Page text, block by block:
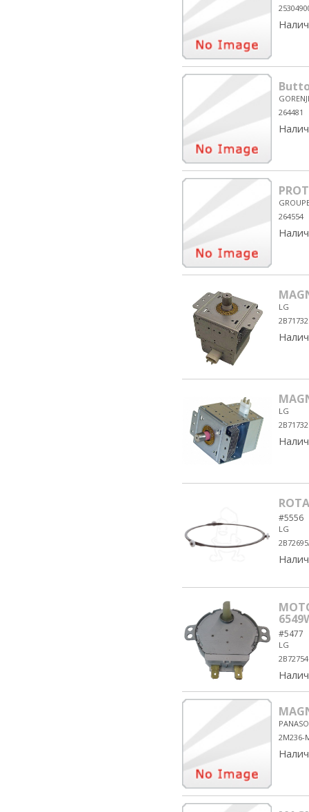
264481
264554
LG
LG
#5556
LG
#5477
LG
2M236-